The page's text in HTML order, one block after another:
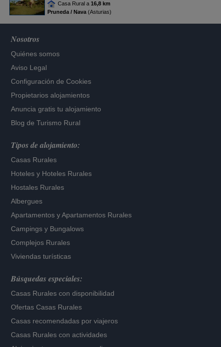
Casa Rural a 16,8 km
Pruneda / Nava(Asturias)
Nosotros
Quiénes somos
Aviso Legal
Configuración de Cookies
Propietarios alojamientos
Anuncia gratis tu alojamiento
Blog de Turismo Rural
Tipos de alojamiento:
Casas Rurales
Hoteles y Hoteles Rurales
Hostales Rurales
Albergues
Apartamentos yApartamentos Rurales
Campings y Bungalows
Complejos Rurales
Viviendas turísticas
Búsquedas especiales:
Casas Rurales con disponibilidad
Ofertas Casas Rurales
Casas recomendadas por viajeros
Casas Rurales con actividades